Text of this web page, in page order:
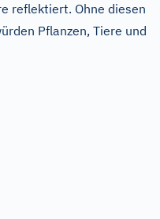
reflektiert. Ohne diesen
Pflanzen, Tiere und